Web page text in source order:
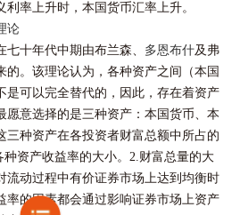
率上升时，本国货币汇率上升。
论
十年代中期由布兰森、 多恩布什及弗
的。该理论认为，各种资产之间（本国
是可以完全替代的，因此，存在着资产
愿意选择的是三种资产：本国货币、本
三种资产在各投资者财富总额中所占的
种资产收益率的大小。2.财富总量的大
流动过程中有价证券市场上达到均衡时
率的因素都会通过影响证券市场上资产